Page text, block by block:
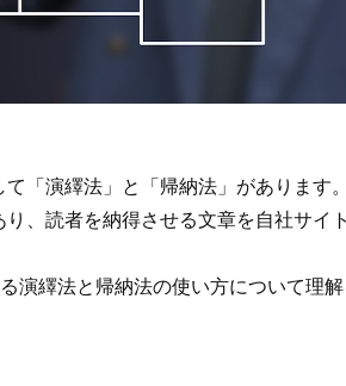
「演繹法」と「帰納法」があります
、読者を納得させる文章を自社サイ
演繹法と帰納法の使い方について理解